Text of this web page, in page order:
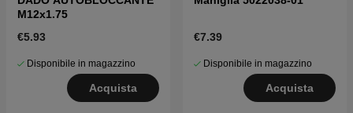
M12x1.75
€5.93
Disponibile in magazzino
Acquista
€7.39
Disponibile in magazzino
Acquista